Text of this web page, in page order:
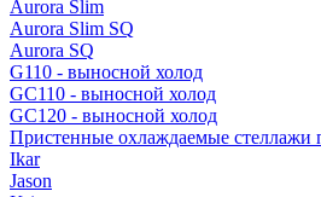
Aurora Slim
Aurora Slim SQ
Aurora SQ
G110 - выносной холод
GC110 - выносной холод
GC120 - выносной холод
Пристенные охлаждаемые стеллажи
Ikar
Jason